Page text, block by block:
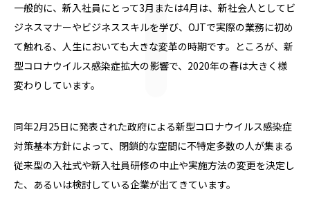
一般的に、新入社員にとって3月または4月は、新社会人としてビ
ジネスマナーやビジネススキルを学び、OJTで実際の業務に初め
て触れる、人生においても大きな変革の時期です。ところが、新
型コロナウイルス感染症拡大の影響で、2020年の春は大きく様
変わりしています。
同年2月25日に発表された政府による新型コロナウイルス感染症
対策基本方針によって、閉鎖的な空間に不特定多数の人が集まる
従来型の入社式や新入社員研修の中止や実施方法の変更を決定し
た、あるいは検討している企業が出てきています。